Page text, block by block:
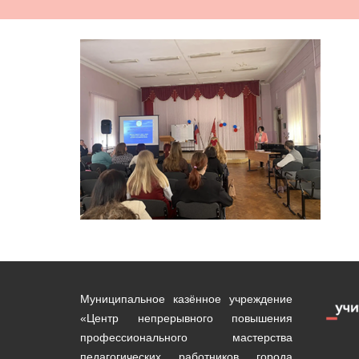
Муниципальное казённое учреждение
«Центр непрерывного повышения
профессионального мастерства